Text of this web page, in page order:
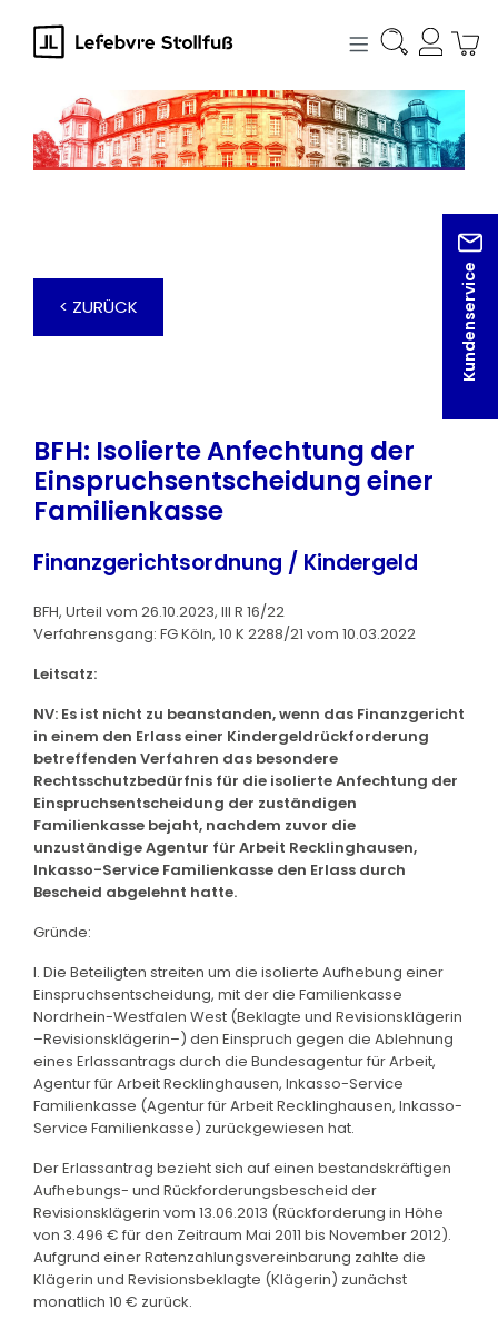
springen
Kundenservice
< ZURÜCK
BFH: Isolierte Anfechtung der
Einspruchsentscheidung einer
Familienkasse
Finanzgerichtsordnung / Kindergeld
BFH, Urteil vom 26.10.2023, III R 16/22
Verfahrensgang: FG Köln, 10 K 2288/21 vom 10.03.2022
Leitsatz:
NV: Es ist nicht zu beanstanden, wenn das Finanzgericht
in einem den Erlass einer Kindergeldrückforderung
betreffenden Verfahren das besondere
Rechtsschutzbedürfnis für die isolierte Anfechtung der
Einspruchsentscheidung der zuständigen
Familienkasse bejaht, nachdem zuvor die
unzuständige Agentur für Arbeit Recklinghausen,
Inkasso-Service Familienkasse den Erlass durch
Bescheid abgelehnt hatte.
Gründe:
I. Die Beteiligten streiten um die isolierte Aufhebung einer
Einspruchsentscheidung, mit der die Familienkasse
Nordrhein-Westfalen West (Beklagte und Revisionsklägerin
–Revisionsklägerin–) den Einspruch gegen die Ablehnung
eines Erlassantrags durch die Bundesagentur für Arbeit,
Agentur für Arbeit Recklinghausen, Inkasso-Service
Familienkasse (Agentur für Arbeit Recklinghausen, Inkasso-
Service Familienkasse) zurückgewiesen hat.
Der Erlassantrag bezieht sich auf einen bestandskräftigen
Aufhebungs- und Rückforderungsbescheid der
Revisionsklägerin vom 13.06.2013 (Rückforderung in Höhe
von 3.496 € für den Zeitraum Mai 2011 bis November 2012).
Aufgrund einer Ratenzahlungsvereinbarung zahlte die
Klägerin und Revisionsbeklagte (Klägerin) zunächst
monatlich 10 € zurück.